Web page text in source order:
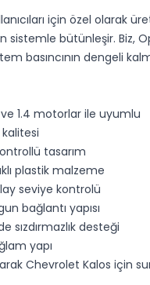
için özel olarak
bütünleşir. Biz,
basıncının dengeli
1.4 motorlar ile uyumlu
tasarım
plastik malzeme
seviye kontrolü
bağlantı yapısı
sızdırmazlık desteği
yapı
Chevrolet Kalos için